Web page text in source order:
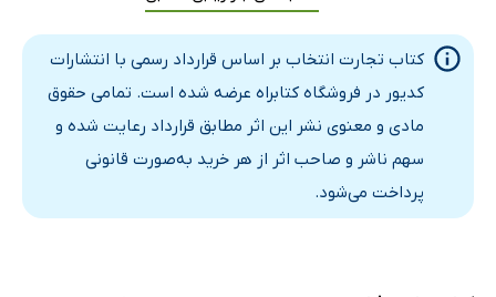
فصل پانزدهم: مطابق پژوهش‌های بازار عمل نکنید
فصل شانزدهم: درباره نحوه‌ی کارتان متفاوت بیندیشید
فصل هفدهم: انتخاب بدون انتخاب - هوش مصنوعی و انتخاب
نتیجه‌گیری
کتاب تجارت انتخاب بر اساس قرارداد رسمی با انتشارات
کدیور در فروشگاه کتابراه عرضه شده است. تمامی حقوق
مادی و معنوی نشر این اثر مطابق قرارداد رعایت شده و
سهم ناشر و صاحب اثر از هر خرید به‌صورت قانونی
پرداخت می‌شود.